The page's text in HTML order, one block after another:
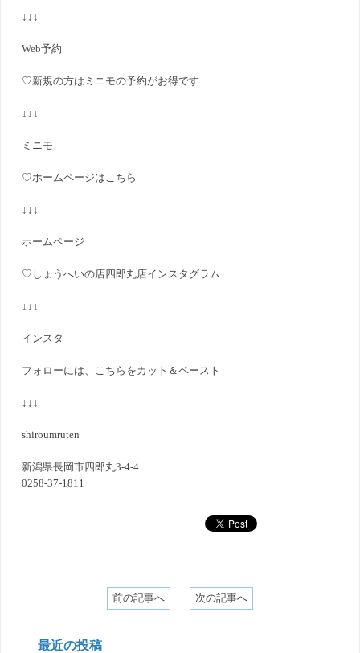
↓↓↓
Web予約
♡新規の方はミニモの予約がお得です
↓↓↓
ミニモ
♡ホームページはこちら
↓↓↓
ホームページ
♡しょうへいの店四郎丸店インスタグラム
↓↓↓
インスタ
フォローには、こちらをカット＆ペースト
↓↓↓
shiroumruten
新潟県長岡市四郎丸3-4-4
0258-37-1811
前の記事へ 次の記事へ
最近の投稿